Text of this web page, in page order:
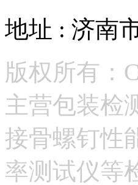
地址 : 济南
版权所有：
主营包装检
接骨螺钉性
率测试仪等